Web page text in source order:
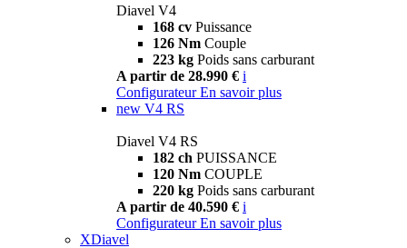
Diavel V4
168 cv Puissance
126 Nm Couple
223 kg Poids sans carburant
A partir de 28.990 € i
Configurateur En savoir plus
new V4 RS
Diavel V4 RS
182 ch PUISSANCE
120 Nm COUPLE
220 kg Poids sans carburant
A partir de 40.590 € i
Configurateur En savoir plus
XDiavel